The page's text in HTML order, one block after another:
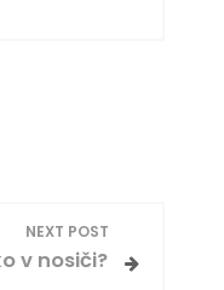
NEXT POST
v nosiči?